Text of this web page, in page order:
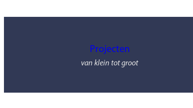
Projecten
van klein tot groot